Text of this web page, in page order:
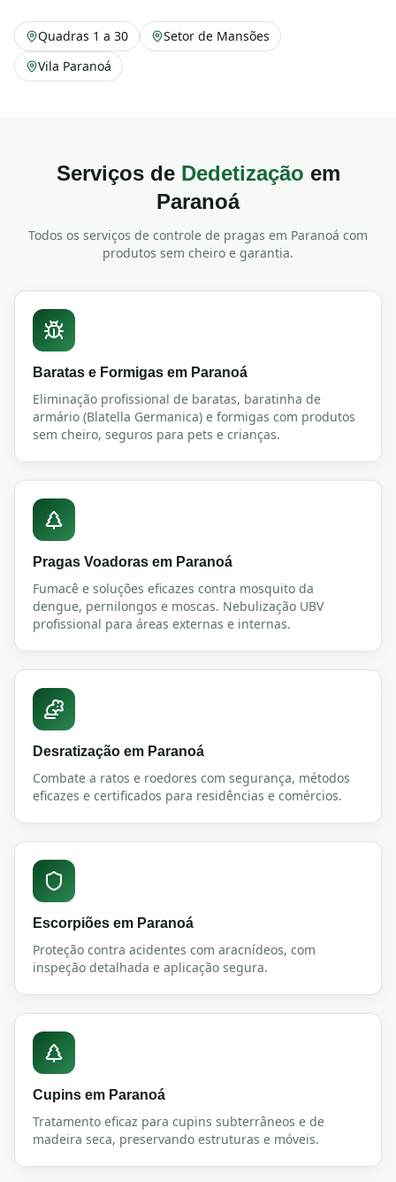
Quadras 1 a 30
Setor de Mansões
Vila Paranoá
Serviços de Dedetização em
Paranoá
Todos os serviços de controle de pragas em Paranoá com
produtos sem cheiro e garantia.
Baratas e Formigas em Paranoá
Eliminação profissional de baratas, baratinha de
armário (Blatella Germanica) e formigas com produtos
sem cheiro, seguros para pets e crianças.
Pragas Voadoras em Paranoá
Fumacê e soluções eficazes contra mosquito da
dengue, pernilongos e moscas. Nebulização UBV
profissional para áreas externas e internas.
Desratização em Paranoá
Combate a ratos e roedores com segurança, métodos
eficazes e certificados para residências e comércios.
Escorpiões em Paranoá
Proteção contra acidentes com aracnídeos, com
inspeção detalhada e aplicação segura.
Cupins em Paranoá
Tratamento eficaz para cupins subterrâneos e de
madeira seca, preservando estruturas e móveis.